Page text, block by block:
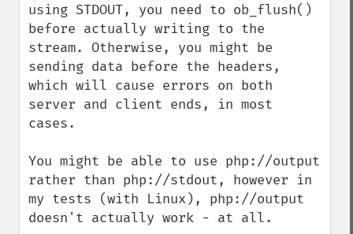
using STDOUT, you need to ob_flush()
before actually writing to the
stream. Otherwise, you might be
sending data before the headers,
which will cause errors on both
server and client ends, in most
cases.
You might be able to use php://output
rather than php://stdout, however in
my tests (with Linux), php://output
doesn't actually work - at all.